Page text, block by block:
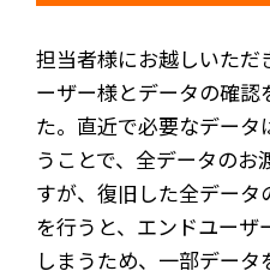
担当者様にお越しいただ
ーザー様とデータの確認
た。直近で必要なデータ
うことで、全データの
すが、復旧した全デー
を行うと、エンドユーザ
しまうため、一部デー